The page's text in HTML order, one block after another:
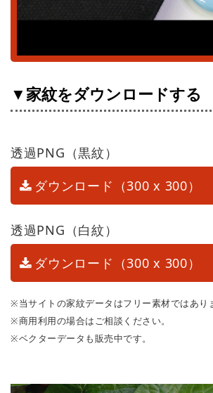
▼家紋をダウンロードする
透過PNG（黒紋）
ダウンロード（300 x 300）
透過PNG（白紋）
ダウンロード（300 x 300）
※当サイトの家紋データはフリー素材ではあり
※商用利用の場合はご相談ください。
※ベクターデータも販売中です。